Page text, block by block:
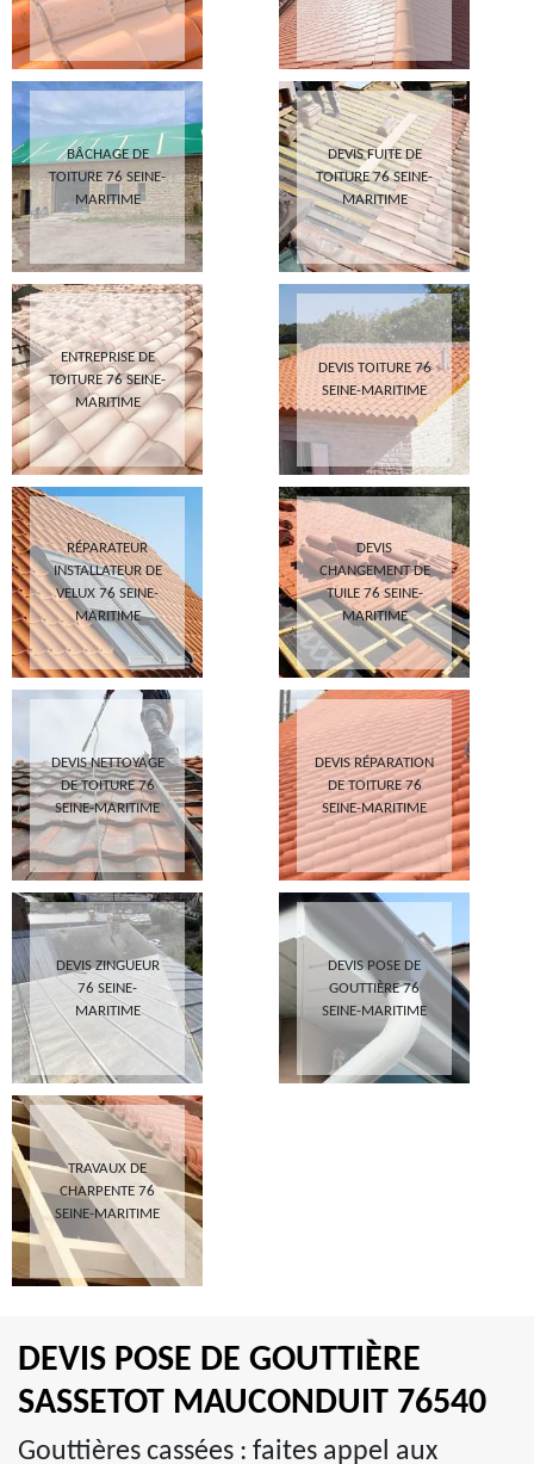
BÂCHAGE DE
TOITURE 76 SEINE-
MARITIME
DEVIS FUITE DE
TOITURE 76 SEINE-
MARITIME
ENTREPRISE DE
TOITURE 76 SEINE-
MARITIME
DEVIS TOITURE 76
SEINE-MARITIME
RÉPARATEUR
INSTALLATEUR DE
VELUX 76 SEINE-
MARITIME
DEVIS
CHANGEMENT DE
TUILE 76 SEINE-
MARITIME
DEVIS NETTOYAGE
DE TOITURE 76
SEINE-MARITIME
DEVIS RÉPARATION
DE TOITURE 76
SEINE-MARITIME
DEVIS ZINGUEUR
76 SEINE-
MARITIME
DEVIS POSE DE
GOUTTIÈRE 76
SEINE-MARITIME
TRAVAUX DE
CHARPENTE 76
SEINE-MARITIME
DEVIS POSE DE GOUTTIÈRE
SASSETOT MAUCONDUIT 76540
Gouttières cassées : faites appel aux